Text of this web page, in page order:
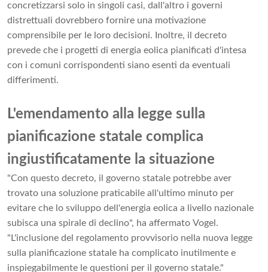
concretizzarsi solo in singoli casi, dall'altro i governi
distrettuali dovrebbero fornire una motivazione
comprensibile per le loro decisioni. Inoltre, il decreto
prevede che i progetti di energia eolica pianificati d'intesa
con i comuni corrispondenti siano esenti da eventuali
differimenti.
L'emendamento alla legge sulla
pianificazione statale complica
ingiustificatamente la situazione
"Con questo decreto, il governo statale potrebbe aver
trovato una soluzione praticabile all'ultimo minuto per
evitare che lo sviluppo dell'energia eolica a livello nazionale
subisca una spirale di declino", ha affermato Vogel.
"L'inclusione del regolamento provvisorio nella nuova legge
sulla pianificazione statale ha complicato inutilmente e
inspiegabilmente le questioni per il governo statale."